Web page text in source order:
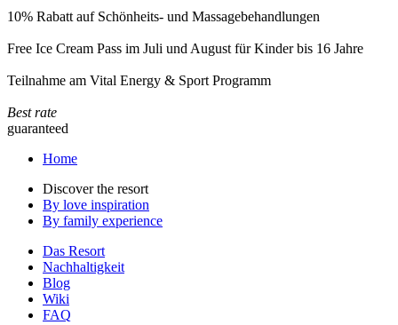
10% Rabatt auf Schönheits- und Massagebehandlungen
Free Ice Cream Pass im Juli und August für Kinder bis 16 Jahre
Teilnahme am Vital Energy & Sport Programm
Best rate
guaranteed
Home
Discover the resort
By love inspiration
By family experience
Das Resort
Nachhaltigkeit
Blog
Wiki
FAQ